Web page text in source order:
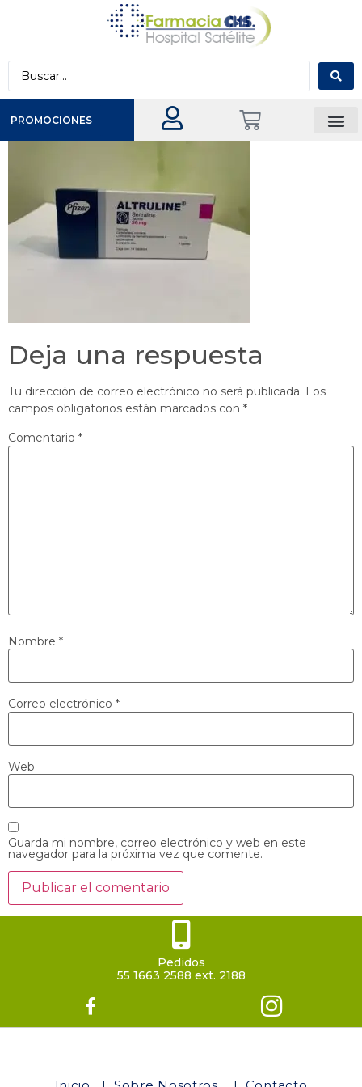
PROMOCIONES
Deja una respuesta
Tu dirección de correo electrónico no será publicada. Los
campos obligatorios están marcados con *
Comentario *
Nombre *
Correo electrónico *
Web
Guarda mi nombre, correo electrónico y web en este
navegador para la próxima vez que comente.
Pedidos
55 1663 2588 ext. 2188